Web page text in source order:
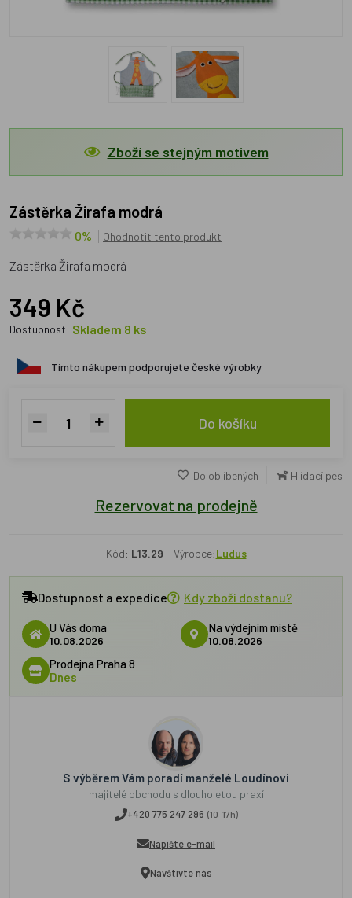
Zboží se stejným motivem
Zástěrka Žirafa modrá
0% Ohodnotit tento produkt
Zástěrka Žirafa modrá
349 Kč
Dostupnost: Skladem 8 ks
Tímto nákupem podporujete české výrobky
Do košíku
Do oblíbených Hlídací pes
Rezervovat na prodejně
Kód: L13.29 Výrobce:Ludus
Dostupnost a expedice Kdy zboží dostanu?
U Vás doma
10.08.2026
Na výdejním místě
10.08.2026
Prodejna Praha 8
Dnes
S výběrem Vám poradí manželé Loudínovi
majitelé obchodu s dlouholetou praxí
+420 775 247 296 (10-17h)
Napište e-mail
Navštivte nás